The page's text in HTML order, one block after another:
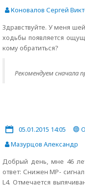
Коновалов Сергей
Здравствуйте. У меня
ходьбы появляется
кому обратиться?
Рекомендуем сначала
05.01.2015 14:05
Мазурцов Александр
Добрый день, мне 46
ответ: Снижен МР-
L4. Отмечается